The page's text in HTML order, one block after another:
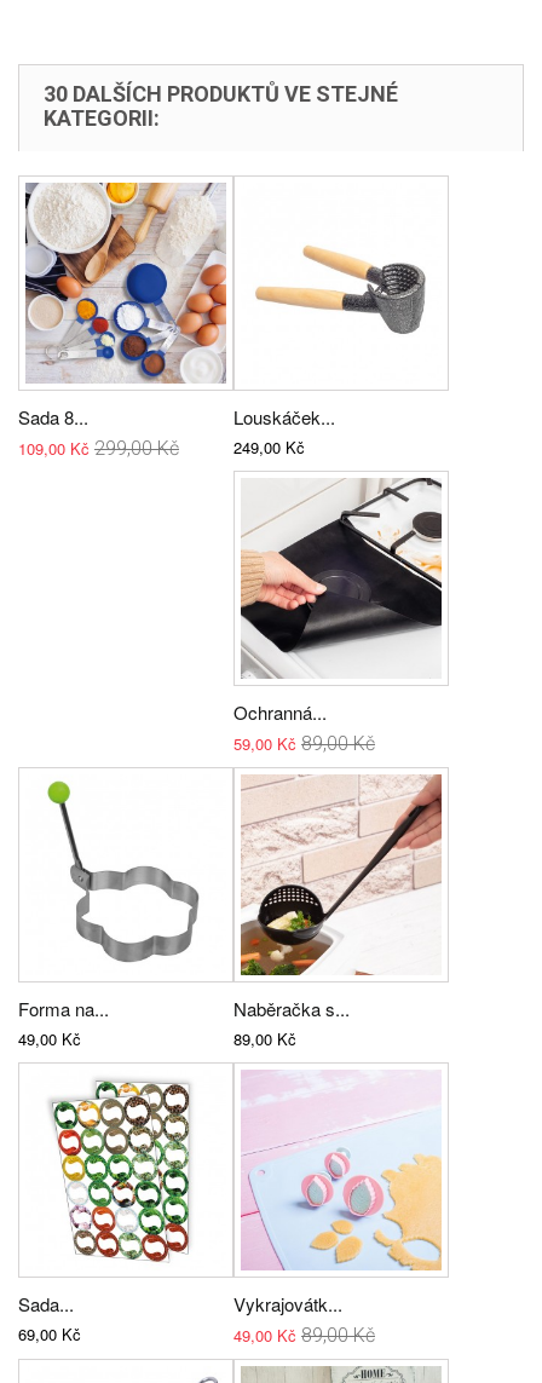
30 DALŠÍCH PRODUKTŮ VE STEJNÉ
KATEGORII:
Sada 8...
109,00 Kč 299,00 Kč
Louskáček...
249,00 Kč
Ochranná...
59,00 Kč 89,00 Kč
Forma na...
49,00 Kč
Naběračka s...
89,00 Kč
Sada...
69,00 Kč
Vykrajovátk...
49,00 Kč 89,00 Kč